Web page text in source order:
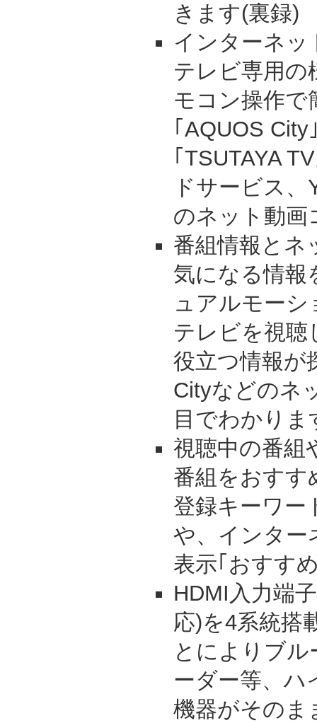
きます(裏録)
インターネッ
テレビ専用の
モコン操作で
｢AQUOS
｢TSUTAYA
ドサービス
のネット動画
番組情報とネ
気になる情報
ュアルモーシ
テレビを視聴
役立つ情報が
Cityなどのネ
目でわかりま
視聴中の番組
番組をおすす
登録キーワー
や、インター
表示｢おすす
HDMI入力端
応)を4系統搭
とによりブ
ーダー等、ハ
機器がそのま